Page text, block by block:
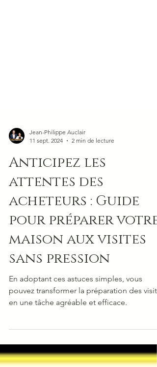
11 sept. 2024
2 min de lecture
Anticipez les
attentes des
acheteurs : Guide
pour préparer votre
maison aux visites
sans pression
En adoptant ces astuces simples, vous
pouvez transformer la préparation des